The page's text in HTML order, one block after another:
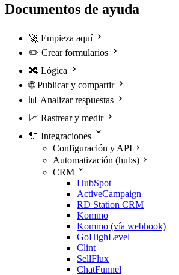
Documentos de ayuda
🚀 Empieza aquí
✏️ Crear formularios
🔀 Lógica
🌐 Publicar y compartir
📊 Analizar respuestas
📈 Rastrear y medir
🔌 Integraciones
Configuración y API
Automatización (hubs)
CRM
HubSpot
ActiveCampaign
RD Station CRM
Kommo
Kommo (vía webhook)
GoHighLevel
Clint
SellFlux
ChatFunnel